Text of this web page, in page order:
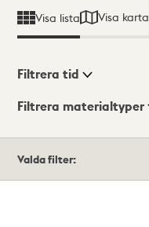
Visa lista Visa karta
Visningsläge
Filtrera tid
Filtrera materialtyper
träffar
Valda filter: